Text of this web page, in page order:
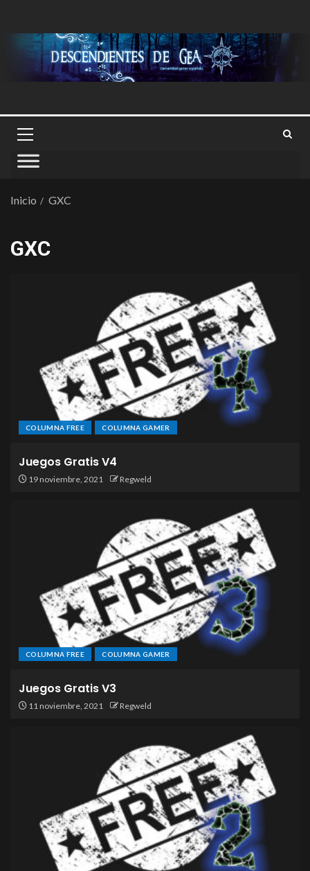
Inicio GXC
GXC
COLUMNA FREE COLUMNA GAMER
Juegos Gratis V4
19 noviembre, 2021 Regweld
COLUMNA FREE COLUMNA GAMER
Juegos Gratis V3
11 noviembre, 2021 Regweld